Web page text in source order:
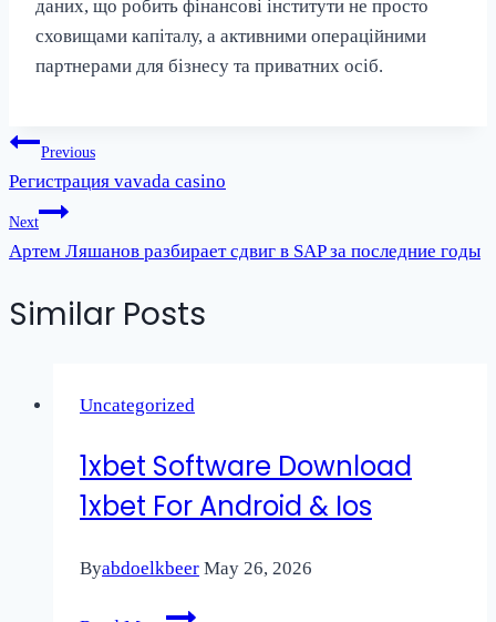
даних, що робить фінансові інститути не просто
сховищами капіталу, а активними операційними
партнерами для бізнесу та приватних осіб.
Post
navigation
Previous
Регистрация vavada casino
Next
Артем Ляшанов разбирает сдвиг в SAP за последние годы
Similar Posts
Uncategorized
1xbet Software Download
1xbet For Android & Ios
Byabdoelkbeer May 26, 2026
1xbet